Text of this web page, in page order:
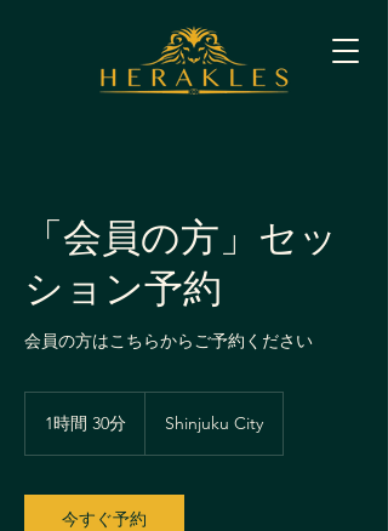
「会員の方」セッ
ション予約
会員の方はこちらからご予約ください
1時間 30分
0
分
Shinjuku City
今すぐ予約